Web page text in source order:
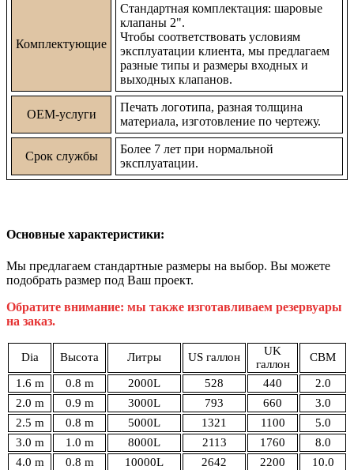
Комплектующие
Стандартная комплектация: шаровые
клапаны 2".
Чтобы соответствовать условиям
эксплуатации клиента, мы предлагаем
разные типы и размеры входных и
выходных клапанов.
OEM-услуги
Печать логотипа, разная толщина
материала, изготовление по чертежу.
Срок службы
Более 7 лет при нормальной
эксплуатации.
Основные характеристики:
Мы предлагаем стандартные размеры на выбор. Вы можете
подобрать размер под Ваш проект.
Обратите внимание: мы также изготавливаем резервуары
на заказ.
Dia Высота Литры US галлон
UK
галлон
CBM
1.6 m 0.8 m 2000L 528 440
2.0
2.0 m 0.9 m 3000L 793 660
3.0
2.5 m 0.8 m 5000L 1321 1100
5.0
3.0 m 1.0 m 8000L 2113 1760
8.0
4.0 m 0.8 m 10000L 2642 2200
10.0